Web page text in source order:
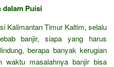
dalam Puisi
Kalimantan Timur Kaltim, selalu
banjir, siapa yang harus
berapa banyak kerugian
waktu masalahnya banjir bisa